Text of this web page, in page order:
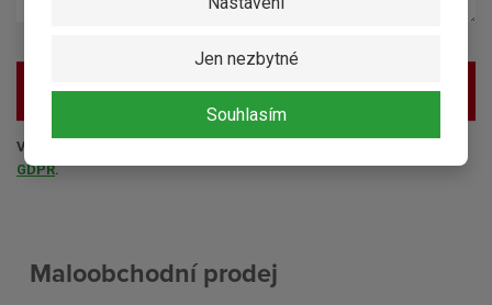
Jen nezbytné
Souhlasím
ODESLAT ZPRÁVU
Vaše osobní údaje nejsou nikde zveřejňovány a splňují požadavky
GDPR.
Maloobchodní prodej